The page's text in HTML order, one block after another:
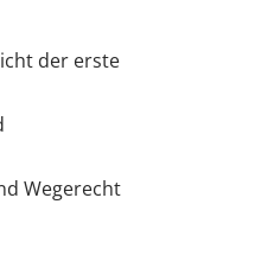
der erste
Wegerecht